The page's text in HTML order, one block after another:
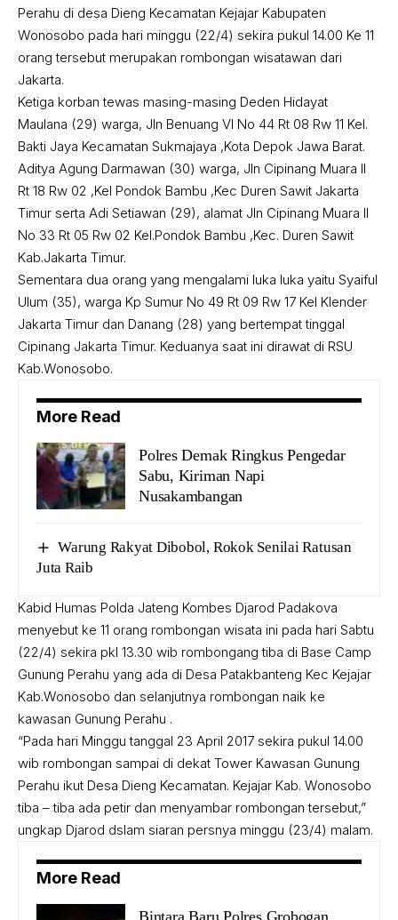
Perahu di desa Dieng Kecamatan Kejajar Kabupaten
Wonosobo pada hari minggu (22/4) sekira pukul 14.00 Ke 11
orang tersebut merupakan rombongan wisatawan dari
Jakarta.
Ketiga korban tewas masing-masing Deden Hidayat
Maulana (29) warga, Jln Benuang VI No 44 Rt 08 Rw 11 Kel.
Bakti Jaya Kecamatan Sukmajaya ,Kota Depok Jawa Barat.
Aditya Agung Darmawan (30) warga, Jln Cipinang Muara II
Rt 18 Rw 02 ,Kel Pondok Bambu ,Kec Duren Sawit Jakarta
Timur serta Adi Setiawan (29), alamat Jln Cipinang Muara II
No 33 Rt 05 Rw 02 Kel.Pondok Bambu ,Kec. Duren Sawit
Kab.Jakarta Timur.
Sementara dua orang yang mengalami luka luka yaitu Syaiful
Ulum (35), warga Kp Sumur No 49 Rt 09 Rw 17 Kel Klender
Jakarta Timur dan Danang (28) yang bertempat tinggal
Cipinang Jakarta Timur. Keduanya saat ini dirawat di RSU
Kab.Wonosobo.
More Read
Polres Demak Ringkus Pengedar
Sabu, Kiriman Napi
Nusakambangan
Warung Rakyat Dibobol, Rokok Senilai Ratusan
Juta Raib
Kabid Humas Polda Jateng Kombes Djarod Padakova
menyebut ke 11 orang rombongan wisata ini pada hari Sabtu
(22/4) sekira pkl 13.30 wib rombongang tiba di Base Camp
Gunung Perahu yang ada di Desa Patakbanteng Kec Kejajar
Kab.Wonosobo dan selanjutnya rombongan naik ke
kawasan Gunung Perahu .
“Pada hari Minggu tanggal 23 April 2017 sekira pukul 14.00
wib rombongan sampai di dekat Tower Kawasan Gunung
Perahu ikut Desa Dieng Kecamatan. Kejajar Kab. Wonosobo
tiba – tiba ada petir dan menyambar rombongan tersebut,”
ungkap Djarod dslam siaran persnya minggu (23/4) malam.
More Read